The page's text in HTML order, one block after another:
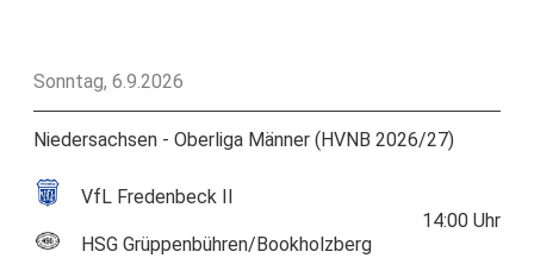
Sonntag, 6.9.2026
Niedersachsen - Oberliga Männer (HVNB 2026/27)
VfL Fredenbeck II
HSG Grüppenbühren/Bookholzberg
14:00 Uhr